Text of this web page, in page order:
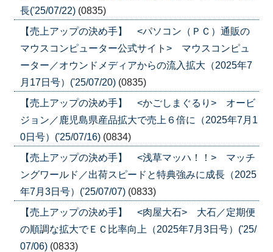
長('25/07/22) (0835)
【売上アップの決め手】 <パソコン（ＰＣ）通販の
マウスコンピューター公式サイト> マウスコンピュ
ーター／オウンドメディアからの流入拡大（2025年7
月17日号）('25/07/20) (0835)
【売上アップの決め手】 <かごしまぐるり> オービ
ジョン／鹿児島県産品拡大で売上６倍に（2025年7月1
0日号）('25/07/16) (0834)
【売上アップの決め手】 <浅草マッハ！！> マッチ
ングワールド／出荷スピードと特典強みに成長（2025
年7月3日号）('25/07/07) (0833)
【売上アップの決め手】 <肉屋大石> 大石／定期便
の順調な拡大でＥＣ比率向上（2025年7月3日号）('25/
07/06) (0833)